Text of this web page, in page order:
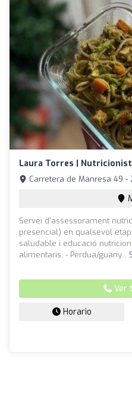
Laura Torres |
Carretera de Manresa 49 -
Servei d'assessorament
presencial) en qualsevol
saludable i educació
alimentaris. - Pèrdua/guany...
Ver
Horario